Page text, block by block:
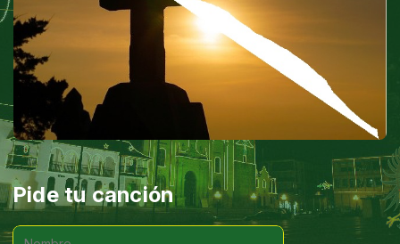
Pide tu canción
Nombre: